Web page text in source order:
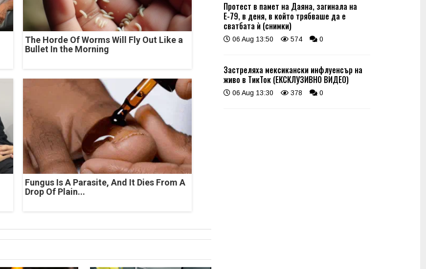
The Horde Of Worms Will Fly Out Like a
Bullet In the Morning
Fungus Is A Parasite, And It Dies From A
Drop Of Plain...
Протест в памет на Даяна, загинала на
Е-79, в деня, в който трябваше да е
сватбата ѝ (снимки)
06 Aug 13:50 574 0
Застреляха мексикански инфлуенсър на
живо в ТикТок (ЕКСКЛУЗИВНО ВИДЕО)
06 Aug 13:30 378 0